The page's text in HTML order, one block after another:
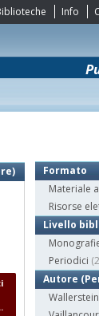
Info
Formato
Materiale
Risorse
Livello
Periodici
Autore